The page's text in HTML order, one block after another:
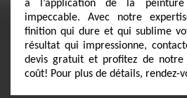
à l’application de la
impeccable. Avec notre
finition qui dure et qui sublime
résultat qui impressionne,
devis gratuit et profitez de notre
coût! Pour plus de détails, rendez-